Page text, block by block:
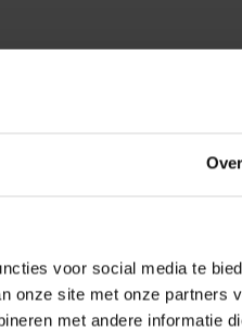
Over
voor social media te
onze site met onze partners
met andere informatie